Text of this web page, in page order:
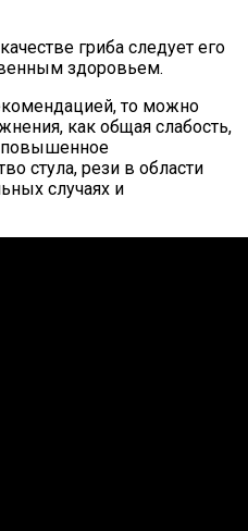
гриба следует его
здоровьем.
то можно
как общая слабость,
повышенное
стула, рези в области
случаях и